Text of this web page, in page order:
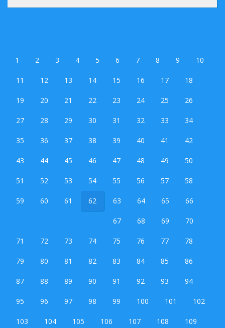
1 2 3 4 5 6 7 8 9 10
11 12 13 14 15 16 17 18
19 20 21 22 23 24 25 26
27 28 29 30 31 32 33 34
35 36 37 38 39 40 41 42
43 44 45 46 47 48 49 50
51 52 53 54 55 56 57 58
59 60 61 62 63 64 65 66
67 68 69 70
71 72 73 74 75 76 77 78
79 80 81 82 83 84 85 86
87 88 89 90 91 92 93 94
95 96 97 98 99 100 101 102
103 104 105 106 107 108 109